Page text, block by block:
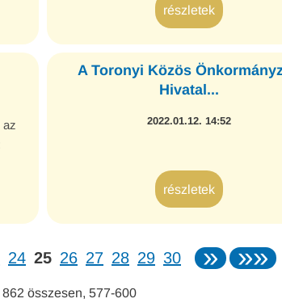
részletek
az
A Toronyi Közös
Hivatal...
2022.01.12. 14:52
részletek
24 25 26 27 28 29 30 » »»
862 összesen, 577-600